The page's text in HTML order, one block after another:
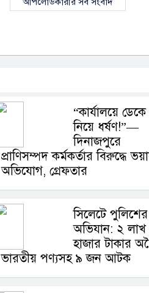
“কার্যালয়ে ডেকে
নিয়ে ধর্ষণ!”—
দিনাজপুরে
প্রাণিসম্পদ কর্মকর্তার বিরুদ্ধে
অভিযোগ, গ্রেফতার
সিলেটে পুলিশের
অভিযান: ২
হাজার টাকার
ভারতীয় পণ্যসহ ৯ জন আটক